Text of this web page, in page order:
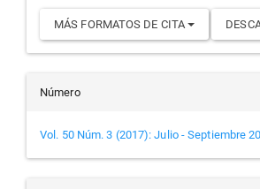
MÁS FORMATOS DE CITA
Número
Vol. 50 Núm. 3 (2017): Julio - Septiembre